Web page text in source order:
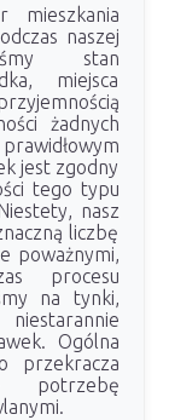
mieszkania
naszej
stan
miejsca
żadnych
jest zgodny
tego typu
nasz
liczbę
poważnymi,
procesu
na tynki,
Ogólna
przekracza
potrzebę